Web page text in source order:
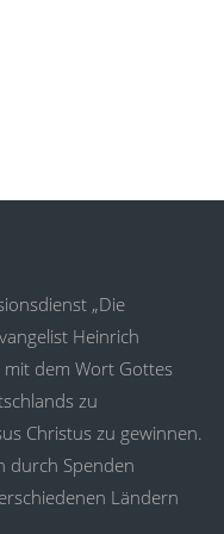
„Die
Heinrich
dem Wort Gottes
zu
Christus zu gewinnen.
durch Spenden
Ländern